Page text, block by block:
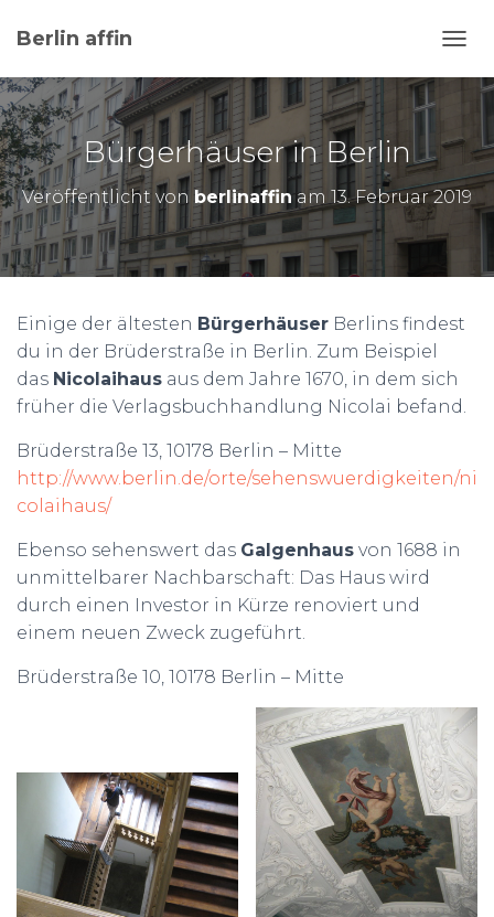
Berlin affin
A
G
T
I
C
T
Bürgerhäuser in Berlin
Veröffentlicht von berlinaffin am 13. Februar 2019
Einige der ältesten Bürgerhäuser Berlins findest
du in der Brüderstraße in Berlin. Zum Beispiel
das Nicolaihaus aus dem Jahre 1670, in dem sich
früher die Verlagsbuchhandlung Nicolai befand.
Brüderstraße 13, 10178 Berlin – Mitte
http://www.berlin.de/orte/sehenswuerdigkeiten/ni
colaihaus/
Ebenso sehenswert das Galgenhaus von 1688 in
unmittelbarer Nachbarschaft: Das Haus wird
durch einen Investor in Kürze renoviert und
einem neuen Zweck zugeführt.
Brüderstraße 10, 10178 Berlin – Mitte